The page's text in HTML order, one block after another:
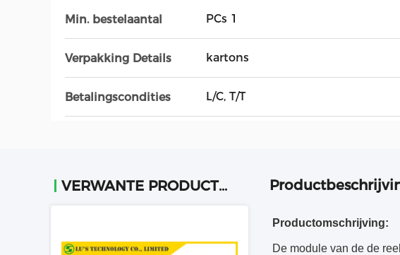
Min. bestelaantal PCs 1
Verpakking Details kartons
Betalingscondities L/C, T/T
VERWANTE PRODUCTEN
Productomschrijving:
De module van de de